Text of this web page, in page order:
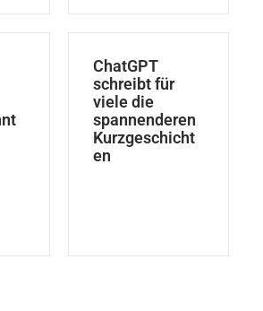
ChatGPT
schreibt für
viele die
spannenderen
Kurzgeschicht
en